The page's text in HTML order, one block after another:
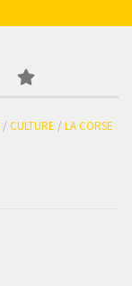
/ CULTURE / LA CORSE